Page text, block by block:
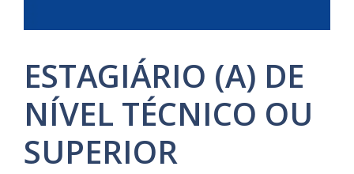
ESTAGIÁRIO (A) DE
NÍVEL TÉCNICO OU
SUPERIOR